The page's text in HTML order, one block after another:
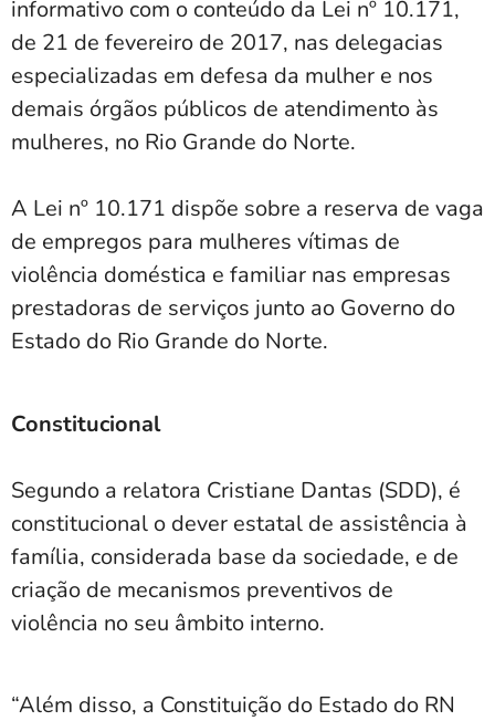
informativo com o conteúdo da Lei nº 10.171,
de 21 de fevereiro de 2017, nas delegacias
especializadas em defesa da mulher e nos
demais órgãos públicos de atendimento às
mulheres, no Rio Grande do Norte.
A Lei nº 10.171 dispõe sobre a reserva de vaga
de empregos para mulheres vítimas de
violência doméstica e familiar nas empresas
prestadoras de serviços junto ao Governo do
Estado do Rio Grande do Norte.
Constitucional
Segundo a relatora Cristiane Dantas (SDD), é
constitucional o dever estatal de assistência à
família, considerada base da sociedade, e de
criação de mecanismos preventivos de
violência no seu âmbito interno.
“Além disso, a Constituição do Estado do RN